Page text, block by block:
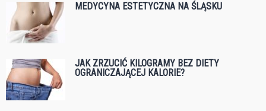
MEDYCYNA ESTETYCZNA NA ŚLĄSKU
JAK ZRZUCIĆ KILOGRAMY BEZ DIETY
OGRANICZAJĄCEJ KALORIE?